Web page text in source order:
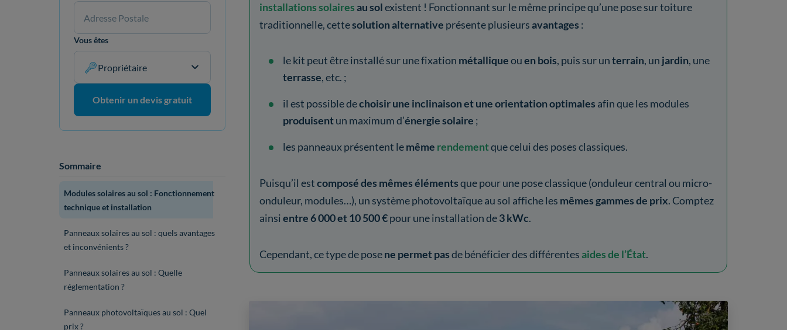
Vous êtes
Propriétaire
Obtenir un devis gratuit
Sommaire
Modules solaires au sol : Fonctionnement
technique et installation
Panneaux solaires au sol : quels avantages
et inconvénients ?
Panneaux solaires au sol : Quelle
réglementation ?
Panneaux photovoltaïques au sol : Quel
prix ?
installations solairesau solexistent ! Fonctionnant sur le même principe qu’une pose sur toiture
traditionnelle, cettesolution alternative présente plusieursavantages :
le kit peut être installé sur une fixation métalliqueouen bois, puis sur unterrain, un jardin, une
terrasse, etc. ;
il est possible dechoisir une inclinaison et une orientation optimales afin que les modules
produisentun maximum d’énergie solaire ;
les panneaux présentent lemême rendementque celui des poses classiques.
Puisqu’il estcomposé des mêmes élémentsque pour une pose classique (onduleur central ou micro-
onduleur, modules…), un système photovoltaïque au sol affiche les mêmes gammes de prix. Comptez
ainsientre 6 000 et 10 500 €pour une installation de3 kWc.
Cependant, ce type de posene permet pasde bénéficier des différentes aides de l’État.